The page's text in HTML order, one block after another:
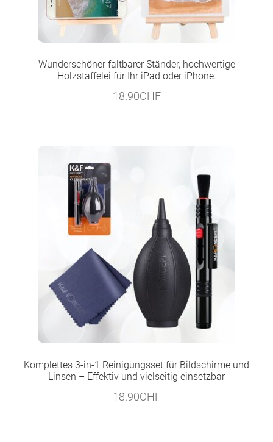
Wunderschöner faltbarer Ständer, hochwertige
Holzstaffelei für Ihr iPad oder iPhone.
18.90CHF
Komplettes 3-in-1 Reinigungsset für Bildschirme und
Linsen – Effektiv und vielseitig einsetzbar
18.90CHF